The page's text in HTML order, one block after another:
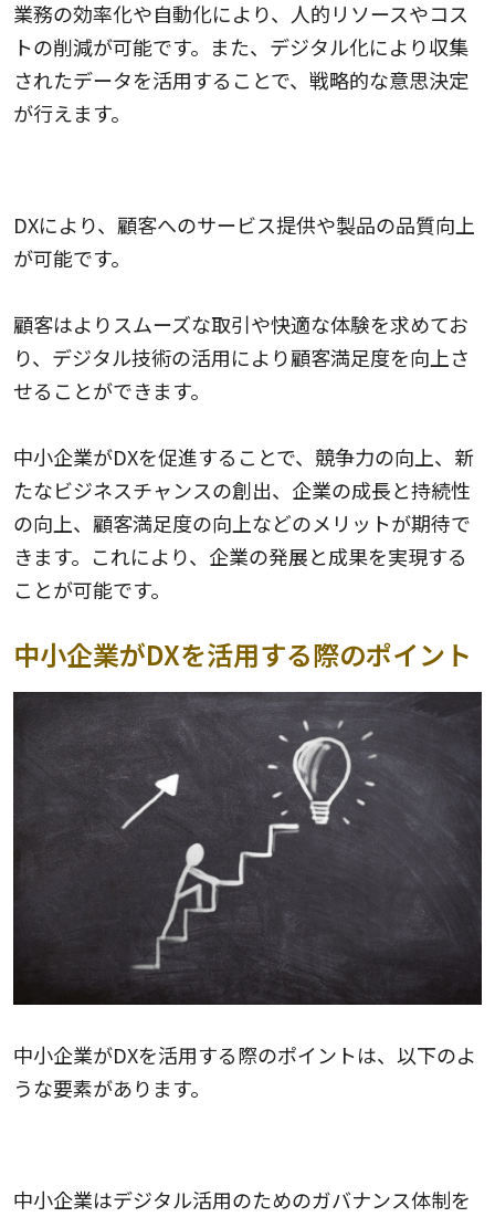
業務の効率化や自動化により、人的リソースやコス
トの削減が可能です。また、デジタル化により収集
されたデータを活用することで、戦略的な意思決定
が行えます。
DXにより、顧客へのサービス提供や製品の品質向上
が可能です。
顧客はよりスムーズな取引や快適な体験を求めてお
り、デジタル技術の活用により顧客満足度を向上さ
せることができます。
中小企業がDXを促進することで、競争力の向上、新
たなビジネスチャンスの創出、企業の成長と持続性
の向上、顧客満足度の向上などのメリットが期待で
きます。これにより、企業の発展と成果を実現する
ことが可能です。
中小企業がDXを活用する際のポイント
中小企業がDXを活用する際のポイントは、以下のよ
うな要素があります。
中小企業はデジタル活用のためのガバナンス体制を